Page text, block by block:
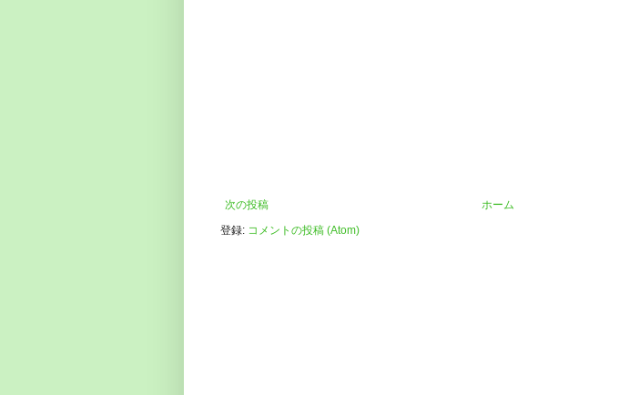
次の投稿
ホーム
登録: コメントの投稿 (Atom)